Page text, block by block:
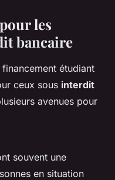
les
bancaire
étudiant
ceux sous interdit
avenues pour
souvent une
en situation